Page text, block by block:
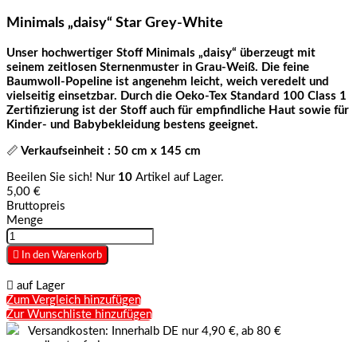
Minimals „daisy“ Star Grey-White
Unser hochwertiger Stoff Minimals „daisy“ überzeugt mit
seinem zeitlosen Sternenmuster in Grau-Weiß. Die feine
Baumwoll-Popeline ist angenehm leicht, weich veredelt und
vielseitig einsetzbar. Durch die Oeko-Tex Standard 100 Class 1
Zertifizierung ist der Stoff auch für empfindliche Haut sowie für
Kinder- und Babybekleidung bestens geeignet.
📏 Verkaufseinheit : 50 cm x 145 cm
Beeilen Sie sich! Nur 10 Artikel auf Lager.
5,00 €
Bruttopreis
Menge
 In den Warenkorb
 auf Lager
Zum Vergleich hinzufügen
Zur Wunschliste hinzufügen
Versandkosten: Innerhalb DE nur 4,90 €, ab 80 €